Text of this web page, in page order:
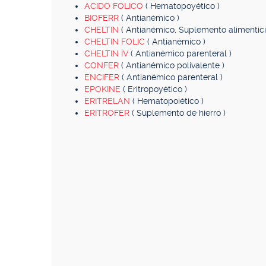
ACIDO FOLICO ( Hematopoyético )
BIOFERR ( Antianémico )
CHELTIN ( Antianémico, Suplemento
CHELTIN FOLIC ( Antianémico )
CHELTIN IV( Antianémico parenteral )
CONFER ( Antianémico polivalente )
ENCIFER ( Antianémico parenteral )
EPOKINE ( Eritropoyético )
ERITRELAN ( Hematopoiético )
ERITROFER ( Suplemento de hierro )